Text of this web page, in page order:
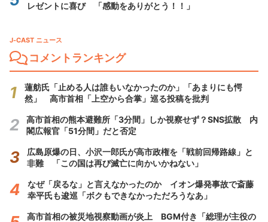
レゼントに喜び 「感動をありがとう！！」
J-CAST ニュース
コメントランキング
蓮舫氏「止める人は誰もいなかったのか」「あまりにも愕
然」 高市首相「上空から合掌」巡る投稿を批判
高市首相の熊本避難所「3分間」しか視察せず？SNS拡散 内
閣広報官「51分間」だと否定
広島原爆の日、小沢一郎氏が高市政権を「戦前回帰路線」と
非難 「この国は再び滅亡に向かいかねない」
なぜ「戻るな」と言えなかったのか イオン爆発事故で斎藤
幸平氏も逡巡「ボクもできなかっただろうなあ」
高市首相の被災地視察動画が炎上 BGM付き「総理が主役の